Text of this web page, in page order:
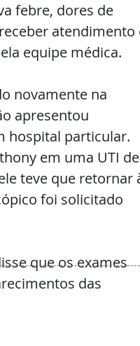
febre, dores de
equipe médica.
novamente na
apresentou
hospital particular.
em uma UTI
teve que retornar
foi solicitado
que os exames
das